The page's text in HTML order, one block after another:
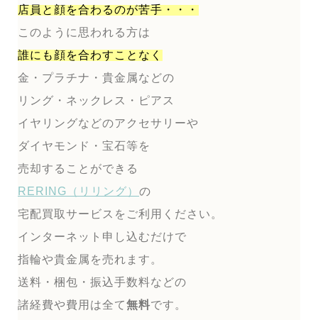
店員と顔を合わるのが苦手・・・
このように思われる方は
誰にも顔を合わすことなく
金・プラチナ・貴金属などの
リング・ネックレス・ピアス
イヤリングなどのアクセサリーや
ダイヤモンド・宝石等を
売却することができる
RERING（リリング） の
宅配買取サービスをご利用ください。
インターネット申し込むだけで
指輪や貴金属を売れます。
送料・梱包・振込手数料などの
諸経費や費用は全て無料です。